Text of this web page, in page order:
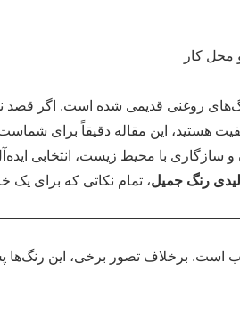
محل کار
روغنی قدیمی شده است. اگر قصد
هستید، این مقاله دقیقاً برای
سازگاری با محیط زیست، انتخابی
رنگ جمیل، تمام نکاتی که برای یک
است. برخلاف تصور برخی، این رنگ‌ها